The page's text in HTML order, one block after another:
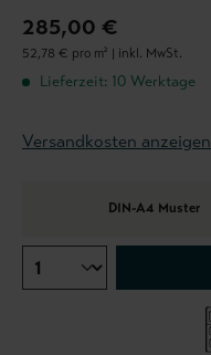
285,00 €
52,78 € pro m² | inkl. MwSt.
Lieferzeit: 10 Werktage
Versandkosten anzeigen
DIN-A4 Muster